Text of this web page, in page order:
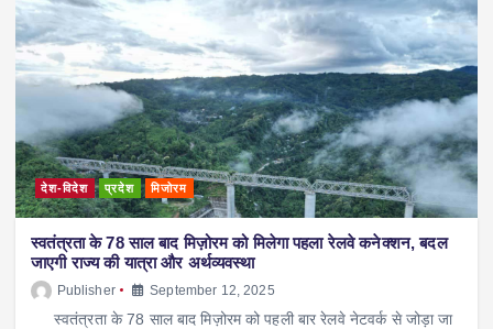
देश-विदेश प्रदेश मिजोरम
स्वतंत्रता के 78 साल बाद मिज़ोरम को मिलेगा पहला रेलवे कनेक्शन, बदल
जाएगी राज्य की यात्रा और अर्थव्यवस्था
Publisher September 12, 2025
स्वतंत्रता के 78 साल बाद मिज़ोरम को पहली बार रेलवे नेटवर्क से जोड़ा जा